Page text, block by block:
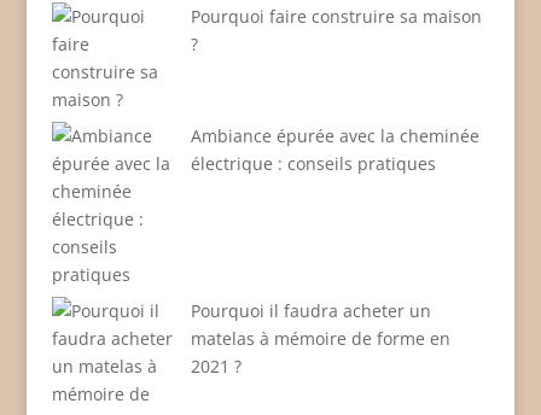
Pourquoi faire construire sa maison
?
Ambiance épurée avec la cheminée
électrique : conseils pratiques
Pourquoi il faudra acheter un
matelas à mémoire de forme en
2021 ?